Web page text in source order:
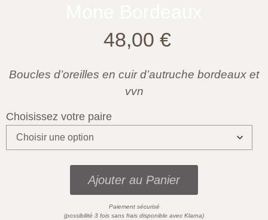
48,00 €
Boucles d’oreilles en cuir d’autruche bordeaux et
vvn
Choisissez votre paire
Ajouter au Panier
Paiement sécurisé
(possibilité 3 fois sans frais disponible avec Klarna)